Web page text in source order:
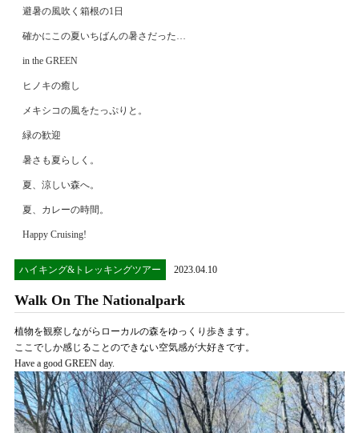
避暑の風吹く箱根の1日
確かにこの夏いちばんの暑さだった…
in the GREEN
ヒノキの癒し
メキシコの風をたっぷりと。
緑の歓迎
暑さも夏らしく。
夏、涼しい森へ。
夏、カレーの時間。
Happy Cruising!
ハイキング&トレッキングツアー 2023.04.10
Walk On The Nationalpark
植物を観察しながらローカルの森をゆっくり歩きます。
ここでしか感じることのできない空気感が大好きです。
Have a good GREEN day.